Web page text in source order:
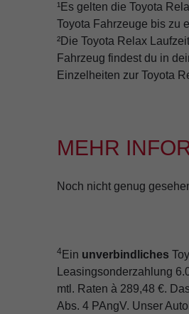
¹Es gelten die Toyota
Toyota Fahrzeuge bis zu
²Die Toyota Relax
Fahrzeug findest du in
Einzelheiten zur Toyota
MEHR
Noch nicht genug
4 Ein unverbindliches
Leasingsonderzahlung
mtl. Raten à 289,48 €.
Abs. 4 PAngV. Unser